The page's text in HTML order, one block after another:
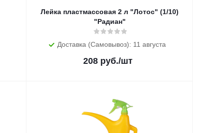
Лейка пластмассовая 2 л "Лотос" (1/10)
"Радиан"
Доставка (Самовывоз): 11 августа
208 руб./шт